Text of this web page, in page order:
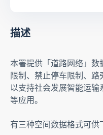
描述
本署提供「道路网络」
限制、禁止停车限制、路
以支持社会发展智能运
等应用。
有三种空间数据格式可供